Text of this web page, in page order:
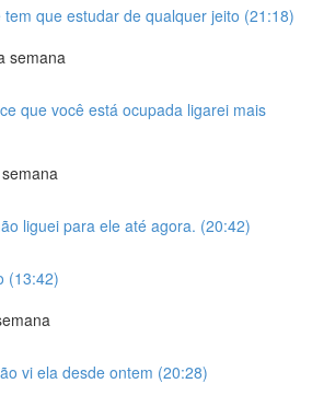
tem que estudar de qualquer jeito (21:18)
semana
que você está ocupada ligarei mais
liguei para ele até agora. (20:42)
(13:42)
vi ela desde ontem (20:28)